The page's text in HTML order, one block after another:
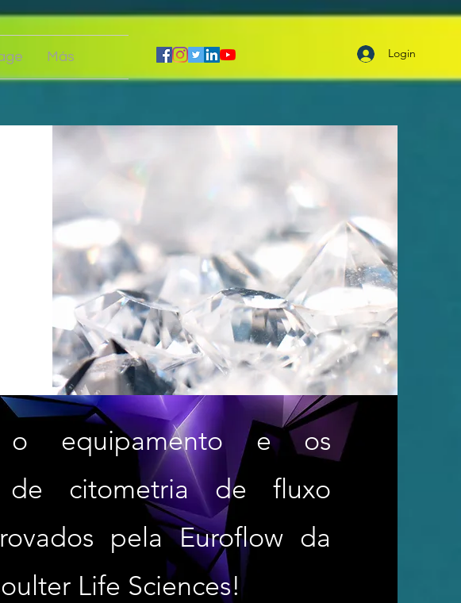
Más Login
o equipamento e os
de citometria de fluxo
pela Euroflow da
Life Sciences!